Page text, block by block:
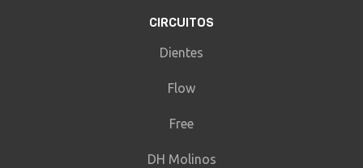
CIRCUITOS
Dientes
Flow
Free
DH Molinos